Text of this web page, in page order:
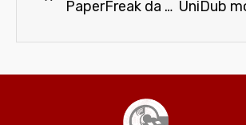
PaperFreak da Semana – PeterPan